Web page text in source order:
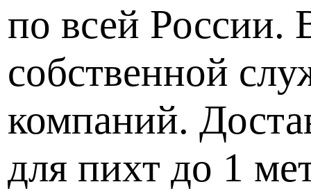
по всей России.
собственной
компаний.
для пихт до 1